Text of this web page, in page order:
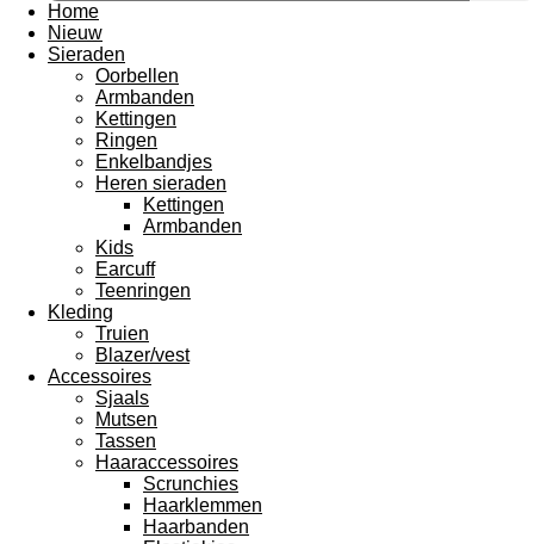
Home
Nieuw
Sieraden
Oorbellen
Armbanden
Kettingen
Ringen
Enkelbandjes
Heren sieraden
Kettingen
Armbanden
Kids
Earcuff
Teenringen
Kleding
Truien
Blazer/vest
Accessoires
Sjaals
Mutsen
Tassen
Haaraccessoires
Scrunchies
Haarklemmen
Haarbanden